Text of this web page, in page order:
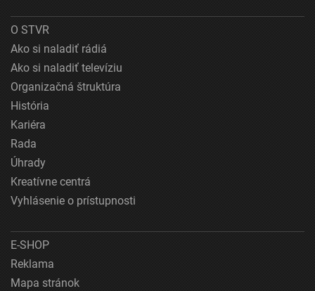
O STVR
Ako si naladiť rádiá
Ako si naladiť televíziu
Organizačná štruktúra
História
Kariéra
Rada
Úhrady
Kreatívne centrá
Vyhlásenie o prístupnosti
E-SHOP
Reklama
Mapa stránok